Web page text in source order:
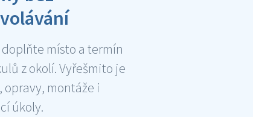
místo a termín
z okolí. Vyřešmito je
montáže i
úkoly.